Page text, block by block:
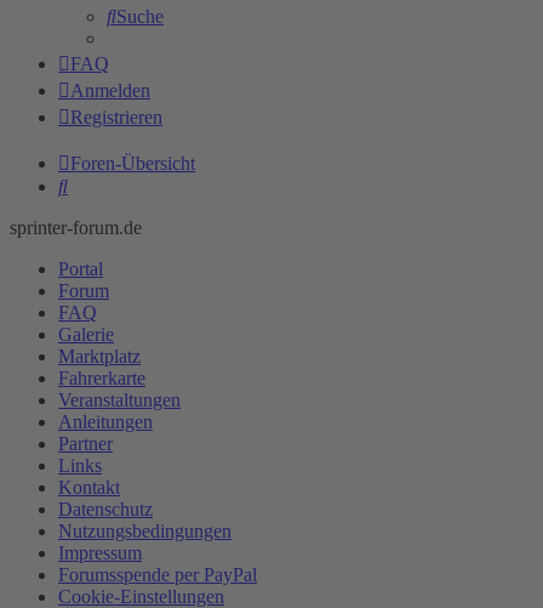
Suche
FAQ
Anmelden
Registrieren
Foren-Übersicht
Suche
sprinter-forum.de
Portal
Forum
FAQ
Galerie
Marktplatz
Fahrerkarte
Veranstaltungen
Anleitungen
Partner
Links
Kontakt
Datenschutz
Nutzungsbedingungen
Impressum
Forumsspende per PayPal
Cookie-Einstellungen